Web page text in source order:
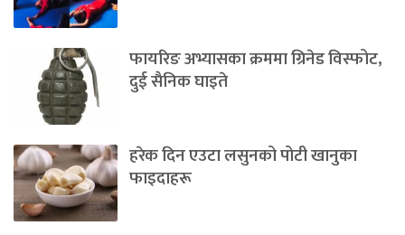
फायरिङ अभ्यासका क्रममा ग्रिनेड विस्फोट,
दुई सैनिक घाइते
हरेक दिन एउटा लसुनको पोटी खानुका
फाइदाहरू